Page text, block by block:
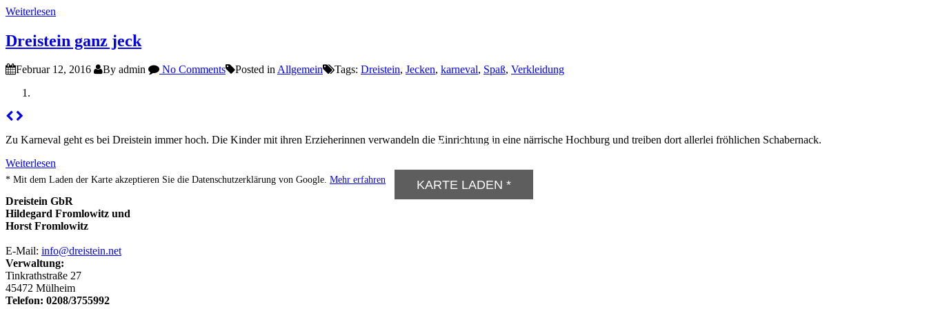
Weiterlesen
Dreistein ganz jeck
Februar 12, 2016 By admin No Comments Posted inAllgemein Tags: Dreistein, Jecken, karneval, Spaß, Verkleidung
Zu Karneval geht es bei Dreistein immer hoch. Die Kinder mit ihren Erzieherinnen verwandeln die Einrichtung in eine närrische Hochburg und treiben dort allerlei fröhlichen Schabernack.
Weiterlesen
Anfahrt
KARTE LADEN *
* Mit dem Laden der Karte akzeptieren Sie die Datenschutzerklärung von Google. Mehr erfahren
Dreistein GbR
Hildegard Fromlowitz und
Horst Fromlowitz
E-Mail: info@dreistein.net
Verwaltung:
Tinkrathstraße 27
45472 Mülheim
Telefon: 0208/3755992